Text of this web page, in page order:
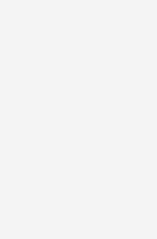
zu ermitteln, ob eine
geeignet